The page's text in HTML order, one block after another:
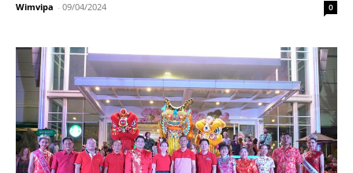
Wimvipa - 09/04/2024 0